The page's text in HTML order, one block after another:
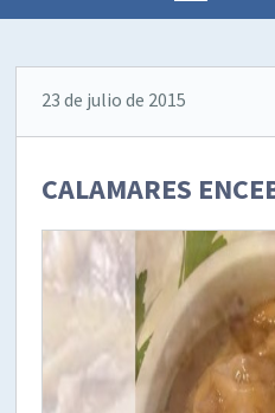
23 de julio de 2015
CALAMARES